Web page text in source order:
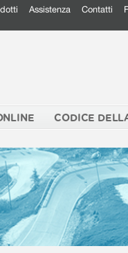
Assistenza Contatti
CODICE